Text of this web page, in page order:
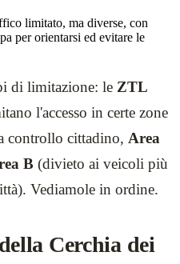
limitato, ma diverse, con
per orientarsi ed evitare le
di limitazione: le ZTL
l'accesso in certe zone
controllo cittadino, Area
B (divieto ai veicoli più
Vediamole in ordine.
Cerchia dei